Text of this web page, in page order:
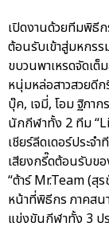
เปิดงานด้วยทีมพิธี
ต้อนรับเข้าสู่มหกร
ขบวนพาเหรดจัดเต็
หนุ่มหล่อสาวสวยดีก
บุ๊ค, เจมี่, โอม ฐิภาก
นักกีฬาทั้ง 2 ทีม
เชียร์ลีดเดอร์ประจ
เสียงกรี๊ดต้อนรับข
“ต้าร์ Mr.Team (สุ
หน้าที่พิธีกร ภาคสน
แข่งขันกีฬาทั้ง 3 ป